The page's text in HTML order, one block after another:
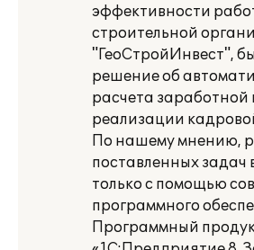
эффективности
строительной
"ГеоСтройИнвест",
решение об
расчета заработной
реализации
По нашему мнению,
поставленных задач
только с помощью
программного
Программный